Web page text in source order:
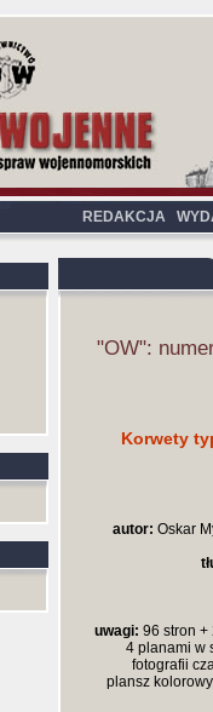
REDAKCJA
"OW":
Korwety
autor: Oskar
uwagi: 96 stron +
4 planami w
fotografii
plansz